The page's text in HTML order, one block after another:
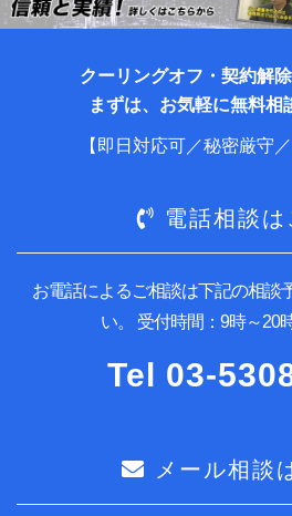
クーリングオフ・契約解
まずは、お気軽に無料相
【即日対応可／秘密厳守
電話相談は
お電話によるご相談は下記の相談
い。
受付時間：9時～20
Tel 03-
メール相談